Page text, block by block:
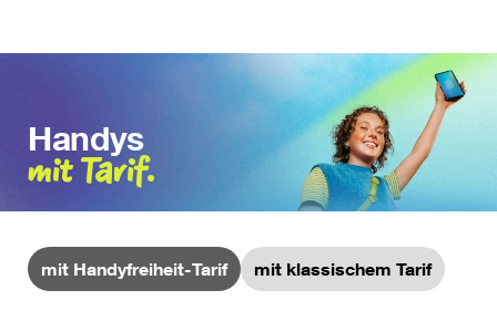
Handys
mit Tarif.
mit Handyfreiheit-Tarif mit klassischem Tarif